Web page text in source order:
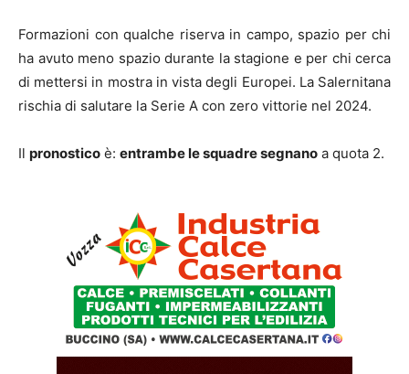
Formazioni con qualche riserva in campo, spazio per chi
ha avuto meno spazio durante la stagione e per chi cerca
di mettersi in mostra in vista degli Europei. La Salernitana
rischia di salutare la Serie A con zero vittorie nel 2024.
Il pronostico è: entrambe le squadre segnano a quota 2.